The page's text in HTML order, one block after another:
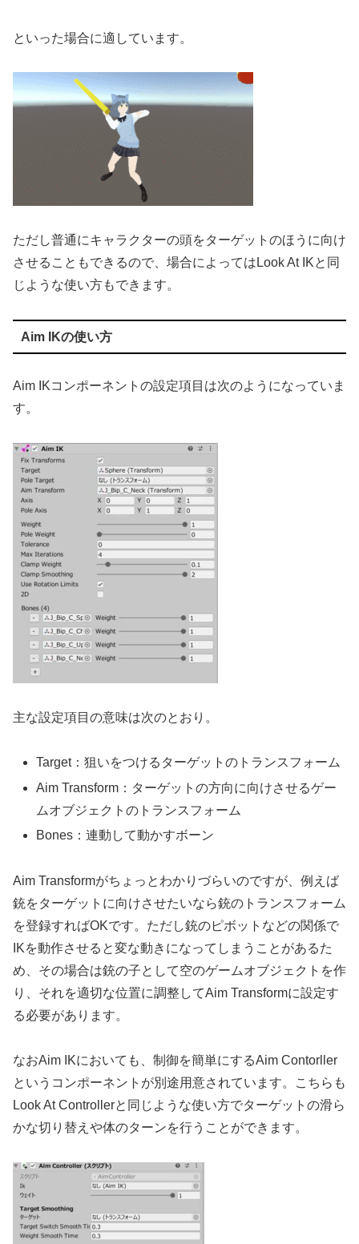
といった場合に適しています。
ただし普通にキャラクターの頭をターゲットのほうに向け
させることもできるので、場合によってはLook At IKと同
じような使い方もできます。
Aim IKの使い方
Aim IKコンポーネントの設定項目は次のようになっていま
す。
主な設定項目の意味は次のとおり。
Target：狙いをつけるターゲットのトランスフォーム
Aim Transform：ターゲットの方向に向けさせるゲー
ムオブジェクトのトランスフォーム
Bones：連動して動かすボーン
Aim Transformがちょっとわかりづらいのですが、例えば
銃をターゲットに向けさせたいなら銃のトランスフォーム
を登録すればOKです。ただし銃のピボットなどの関係で
IKを動作させると変な動きになってしまうことがあるた
め、その場合は銃の子として空のゲームオブジェクトを作
り、それを適切な位置に調整してAim Transformに設定す
る必要があります。
なおAim IKにおいても、制御を簡単にするAim Contorller
というコンポーネントが別途用意されています。こちらも
Look At Controllerと同じような使い方でターゲットの滑ら
かな切り替えや体のターンを行うことができます。